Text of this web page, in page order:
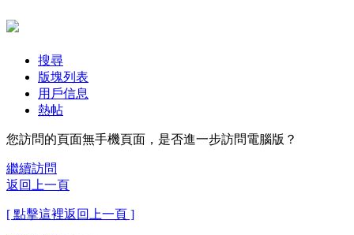
搜尋
版塊列表
用戶信息
熱帖
您訪問的頁面無手機頁面，是否進一步訪問電腦版？
繼續訪問
返回上一頁
[ 點擊這裡返回上一頁 ]